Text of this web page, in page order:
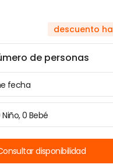
descuento
de personas
fecha
Niño, 0 Bebé
disponibilidad